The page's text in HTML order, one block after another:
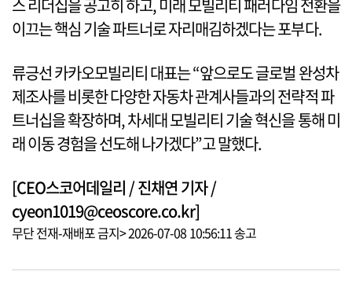
스 리더십을 공고히 하고, 미래 모빌리티 패러다임 전환을
이끄는 핵심 기술 파트너로 자리매김하겠다는 포부다.
류긍선 카카오모빌리티 대표는 “앞으로도 글로벌 완성차
제조사를 비롯한 다양한 자동차 관계사들과의 전략적 파
트너십을 확장하며, 차세대 모빌리티 기술 혁신을 통해 미
래 이동 경험을 선도해 나가겠다”고 말했다.
[CEO스코어데일리 / 진채연 기자 /
cyeon1019@ceoscore.co.kr]
무단 전재-재배포 금지> 2026-07-08 10:56:11 송고